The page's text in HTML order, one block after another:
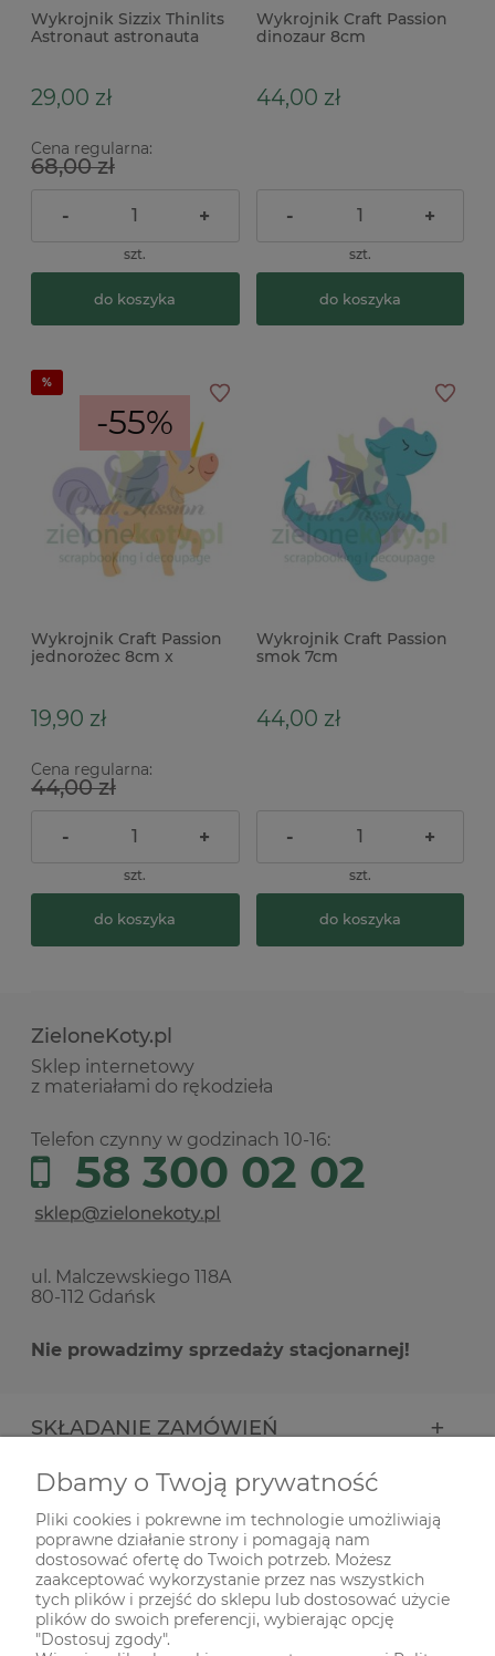
Wykrojnik Sizzix Thinlits
Astronaut astronauta
29,00 zł
Cena regularna:
68,00 zł
- +
szt.
do koszyka
Wykrojnik Craft Passion
dinozaur 8cm
44,00 zł
- +
szt.
do koszyka
-55%
Wykrojnik Craft Passion
jednorożec 8cm x
19,90 zł
Cena regularna:
44,00 zł
- +
szt.
do koszyka
Wykrojnik Craft Passion
smok 7cm
44,00 zł
- +
szt.
do koszyka
ZieloneKoty.pl
Sklep internetowy
z materiałami do rękodzieła
Telefon czynny w godzinach 10-16:
58 300 02 02
ul. Malczewskiego 118A
80-112 Gdańsk
Nie prowadzimy sprzedaży stacjonarnej!
SKŁADANIE ZAMÓWIEŃ
INFORMACJE
ODWIEDŹ NAS NA
Dbamy o Twoją prywatność
Pliki cookies i pokrewne im technologie umożliwiają
poprawne działanie strony i pomagają nam
dostosować ofertę do Twoich potrzeb. Możesz
zaakceptować wykorzystanie przez nas wszystkich
tych plików i przejść do sklepu lub dostosować użycie
plików do swoich preferencji, wybierając opcję
"Dostosuj zgody".